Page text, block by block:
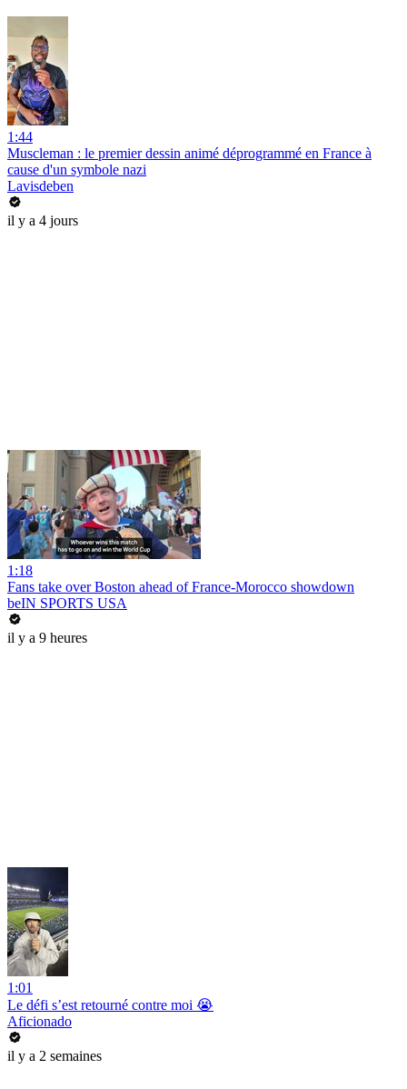
1:44
Muscleman : le premier dessin animé déprogrammé en France à
cause d'un symbole nazi
Lavisdeben
il y a 4 jours
1:18
Fans take over Boston ahead of France-Morocco showdown
beIN SPORTS USA
il y a 9 heures
1:01
Le défi s’est retourné contre moi 😭
Aficionado
il y a 2 semaines